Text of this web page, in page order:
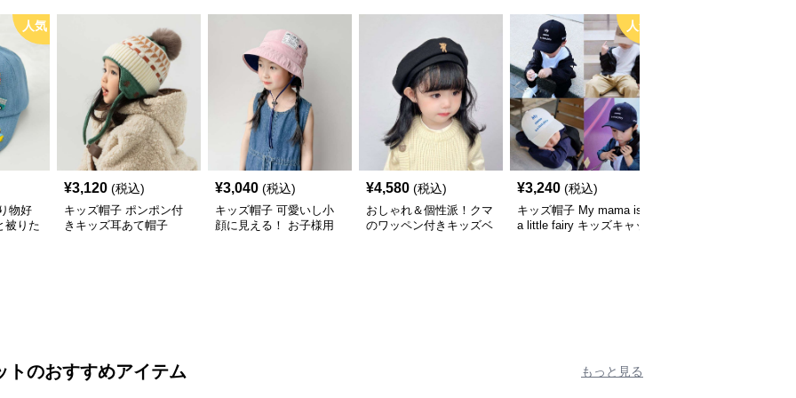
人気
物好
被りた
¥3,120 (税込)
キッズ帽子 ポンポン付
きキッズ耳あて帽子
¥3,040 (税込)
キッズ帽子 可愛いし小
顔に見える！ お子様用
¥4,580 (税込)
おしゃれ＆個性派！クマ
のワッペン付きキッズベ
人気
¥3,240 (税込)
キッズ帽子 My mama is
a little fairy キッズキャッ
トのおすすめアイテム もっと見る